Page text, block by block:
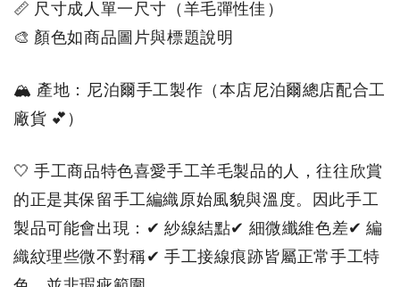
📏 尺寸成人單一尺寸（羊毛彈性佳 ）
🎨 顏色如商品圖片與標題說明
🏔 產地：尼泊爾手工製作（本店尼泊爾總店配合工
廠貨 💕）
🤍 手工商品特色喜愛手工羊毛製品的人，往往欣賞
的正是其保留手工編織原始風貌與溫度。因此手工
製品可能會出現：✔ 紗線結點✔ 細微纖維色差✔ 編
織紋理些微不對稱✔ 手工接線痕跡皆屬正常手工特